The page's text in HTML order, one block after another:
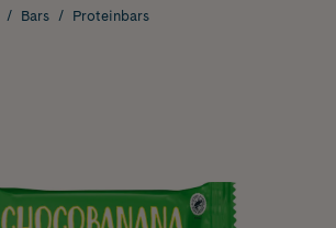
Bars Proteinbars